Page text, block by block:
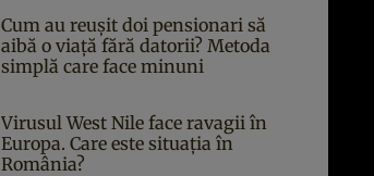
Cum au reușit doi pensionari să
aibă o viață fără datorii? Metoda
simplă care face minuni
Virusul West Nile face ravagii în
Europa. Care este situația în
România?